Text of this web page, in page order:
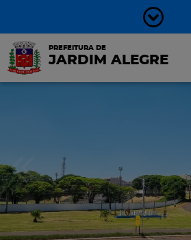
PREFEITURA DE
JARDIM ALEGRE